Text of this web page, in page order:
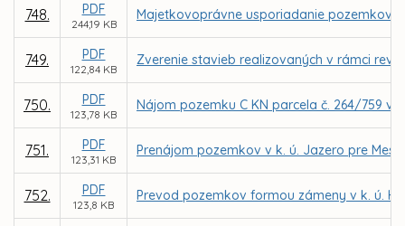
748. PDF
244,19 KB
Majetkovoprávne usporiadanie pozemkov
749. PDF
122,84 KB
Zverenie stavieb realizovaných v rámci
750. PDF
123,78 KB
Nájom pozemku C KN parcela č. 264/759
751. PDF
123,31 KB
Prenájom pozemkov v k. ú. Jazero pre
752. PDF
123,8 KB
Prevod pozemkov formou zámeny v k. ú.